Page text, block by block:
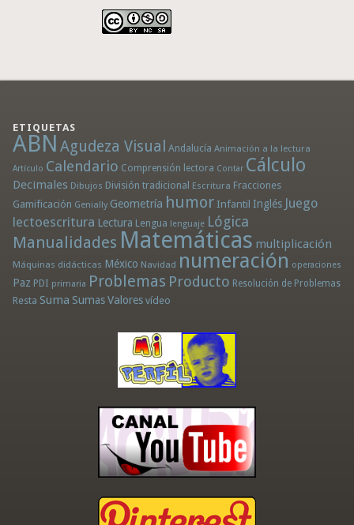
ETIQUETAS
ABN Agudeza Visual Andalucía Animación a la lectura
Artículo Calendario Comprensión lectora Contar Cálculo
Decimales Dibujos División tradicional Escritura Fracciones
Gamificación Genially Geometría humor Infantil Inglés Juego
lectoescritura Lectura Lengua lenguaje Lógica
Manualidades Matemáticas multiplicación
Máquinas didácticas México Navidad numeración operaciones
Paz PDI primaria Problemas Producto Resolución de Problemas
Resta Suma Sumas Valores vídeo